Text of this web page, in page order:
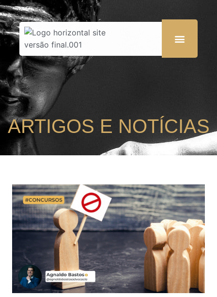
ARTIGOS E NOTÍCIAS